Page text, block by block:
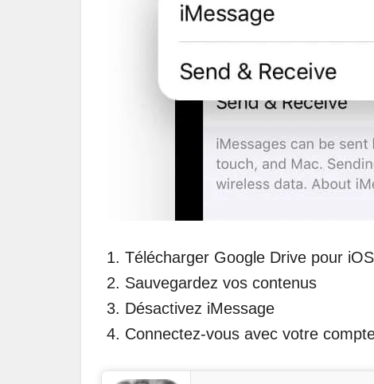
Télécharger Google Drive pour iOS
Sauvegardez vos contenus
Désactivez iMessage
Connectez-vous avec votre